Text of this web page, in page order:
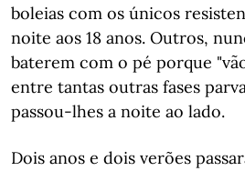
boleias com os únicos
noite aos 18 anos. Outros,
baterem com o pé porque
entre tantas outras fases
passou-lhes a noite ao lado.
Dois anos e dois verões